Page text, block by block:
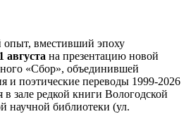
августа на презентацию новой
«Сбор», объединившей
и поэтические переводы 1999-2026
в зале редкой книги Вологодской
научной библиотеки (ул.